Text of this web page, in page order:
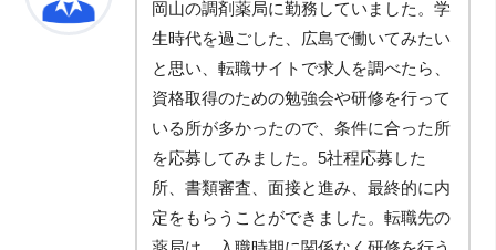
岡山の調剤薬局に勤務していました。学
生時代を過ごした、広島で働いてみたい
と思い、転職サイトで求人を調べたら、
資格取得のための勉強会や研修を行って
いる所が多かったので、条件に合った所
を応募してみました。5社程応募した
所、書類審査、面接と進み、最終的に内
定をもらうことができました。転職先の